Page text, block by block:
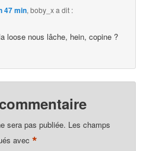
47 min,boby_xa dit :
loose nous lâche, hein, copine ?
sera pas publiée. Les champs
avec*